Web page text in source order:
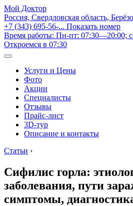
Мой Доктор
Россия, Свердловская область,
+7 (343) 695-56-... Показать номер
Время работы: Пн-пт: 07:30—20:00;
Откроемся в 07:30
Услуги и Цены
Фото
Акции
Специалисты
Отзывы
Прайс-лист
3D-тур
Описание и контакты
Статьи ›
Сифилис горла:
заболевания, пути
симптомы,